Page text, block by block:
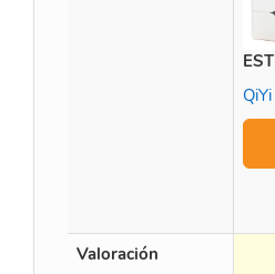
Valoración